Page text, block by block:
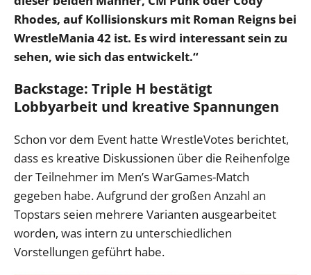
Rhodes, auf Kollisionskurs mit Roman Reigns bei
WrestleMania 42 ist. Es wird interessant sein zu
sehen, wie sich das entwickelt.“
Backstage: Triple H bestätigt
Lobbyarbeit und kreative Spannungen
Schon vor dem Event hatte WrestleVotes berichtet,
dass es kreative Diskussionen über die Reihenfolge
der Teilnehmer im Men’s WarGames-Match
gegeben habe. Aufgrund der großen Anzahl an
Topstars seien mehrere Varianten ausgearbeitet
worden, was intern zu unterschiedlichen
Vorstellungen geführt habe.